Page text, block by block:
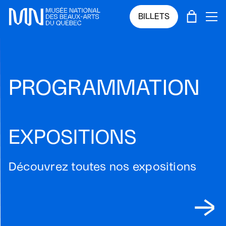
Sauter au menu principal
Sauter au contenu principal
Sauter au pied de page
BILLETS PANIER
PROGRAMMATION
EXPOSITIONS
Découvrez toutes nos expositions